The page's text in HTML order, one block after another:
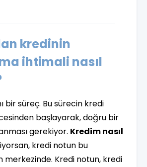
kredinin
ihtimali nasıl
bir süreç. Bu sürecin kredi
başlayarak, doğru bir
gerekiyor. Kredim nasıl
kredi notun bu
merkezinde. Kredi notun, kredi